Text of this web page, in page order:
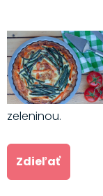
zeleninou.
Zdieľať